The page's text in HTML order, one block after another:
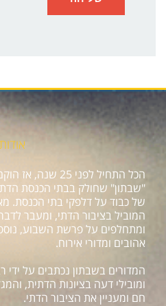
אודות
הכל התחיל לפני
"שבתון" שחולק בבתי הכנסת
של כבוד על דלפקי בתי הכנסת.
המוביל בציבור הדתי, ומעבר
ומתחלפים על פרשת השבוע,
אהובים ומדורי אירוח.
המדורים בשבתון נכתבים על ידי
ומובילי דעה בציונות הדתית,
חם ומעניין את הציבור הדתי.